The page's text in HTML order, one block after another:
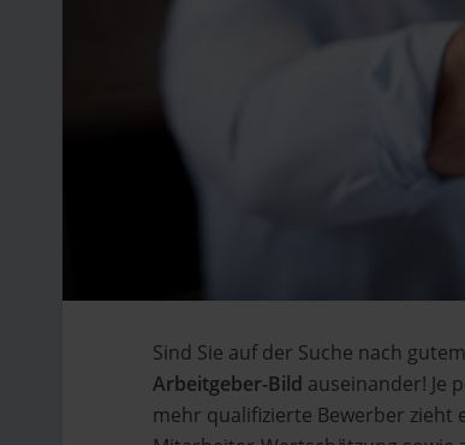
Sind Sie auf der Suche nach
Arbeitgeber-Bild auseinander! Je
mehr qualifizierte Bewerber zieht